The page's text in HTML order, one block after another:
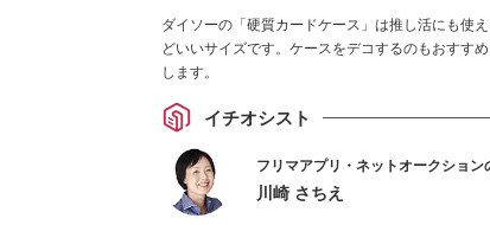
ダイソーの「硬質カードケース」は推し活にも使
どいいサイズです。ケースをデコするのもおすす
します。
イチオシスト
フリマアプリ・ネットオークション
川崎 さちえ